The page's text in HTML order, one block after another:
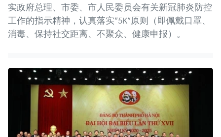
实政府总理、市委、市人民委员会有关新冠肺炎防控
工作的指示精神，认真落实“5K”原则（即佩戴口罩、
消毒、保持社交距离、不聚众、健康申报）。